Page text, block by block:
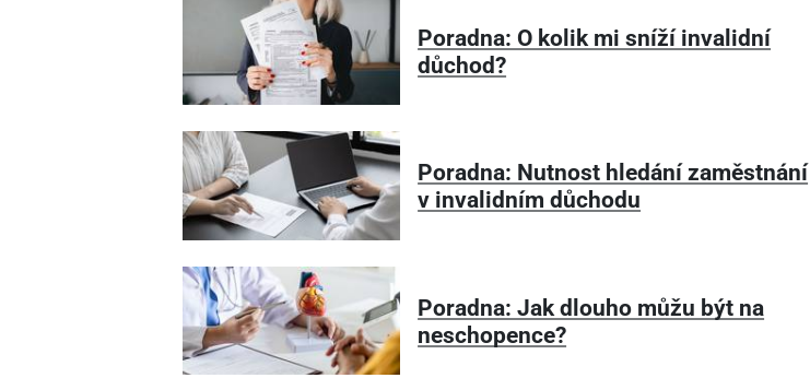
Poradna: O kolik mi sníží invalidní
důchod?
Poradna: Nutnost hledání zaměstnání
v invalidním důchodu
Poradna: Jak dlouho můžu být na
neschopence?